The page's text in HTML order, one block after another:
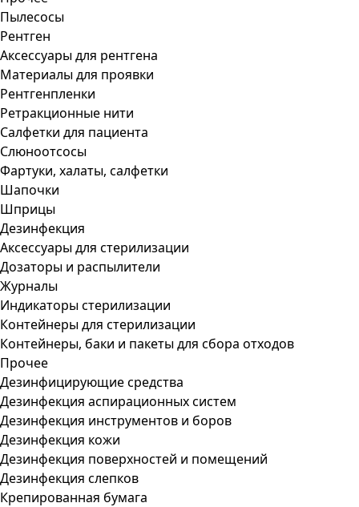
Пылесосы
Рентген
Аксессуары для рентгена
Материалы для проявки
Рентгенпленки
Ретракционные нити
Салфетки для пациента
Слюноотсосы
Фартуки, халаты, салфетки
Шапочки
Шприцы
Дезинфекция
Аксессуары для стерилизации
Дозаторы и распылители
Журналы
Индикаторы стерилизации
Контейнеры для стерилизации
Контейнеры, баки и пакеты для сбора отходов
Прочее
Дезинфицирующие средства
Дезинфекция аспирационных систем
Дезинфекция инструментов и боров
Дезинфекция кожи
Дезинфекция поверхностей и помещений
Дезинфекция слепков
Крепированная бумага